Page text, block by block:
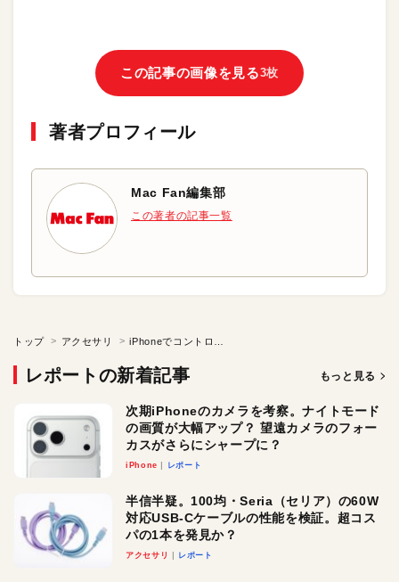
この記事の画像を見る3枚
著者プロフィール
Mac Fan編集部
この著者の記事一覧
トップ アクセサリ
レポートの新着記事 もっと見る
次期iPhoneのカメラを考察。ナイトモード
の画質が大幅アップ？ 望遠カメラのフォー
カスがさらにシャープに？
iPhone レポート
半信半疑。100均・Seria（セリア）の60W
対応USB-Cケーブルの性能を検証。超コス
パの1本を発見か？
アクセサリ レポート